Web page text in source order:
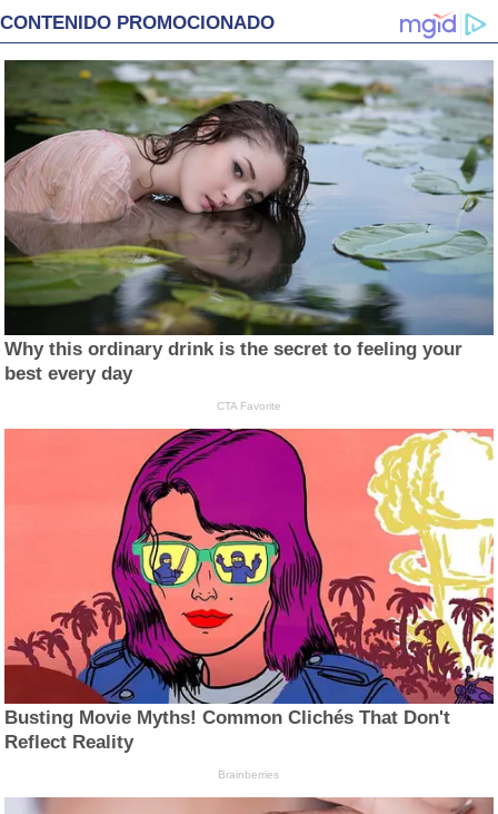
CONTENIDO PROMOCIONADO
Why this ordinary drink is the secret to feeling your
best every day
CTA Favorite
Busting Movie Myths! Common Clichés That Don't
Reflect Reality
Brainberries